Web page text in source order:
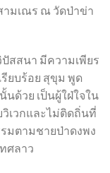
มเณร ณ วัดป่าข่า
สสนา มีความเพียร
รียบร้อย สุขุม พูด
ด้วย เป็นผู้ใฝ่ใจใน
เวกและไม่ติดถิ่นที่
มตามชายป่าดงพง
ศลาว